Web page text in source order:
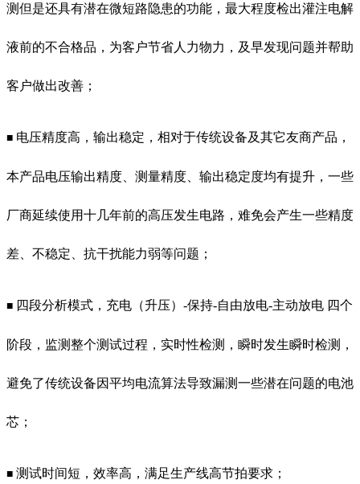
测但是还具有潜在微短路隐患的功能，最大程度检出灌注电解
液前的不合格品，为客户节省人力物力，及早发现问题并帮助
客户做出改善；
■ 电压精度高，输出稳定，相对于传统设备及其它友商产品，
本产品电压输出精度、测量精度、输出稳定度均有提升，一些
厂商延续使用十几年前的高压发生电路，难免会产生一些精度
差、不稳定、抗干扰能力弱等问题；
■ 四段分析模式，充电（升压）-保持-自由放电-主动放电 四个
阶段，监测整个测试过程，实时性检测，瞬时发生瞬时检测，
避免了传统设备因平均电流算法导致漏测一些潜在问题的电池
芯；
■ 测试时间短，效率高，满足生产线高节拍要求；